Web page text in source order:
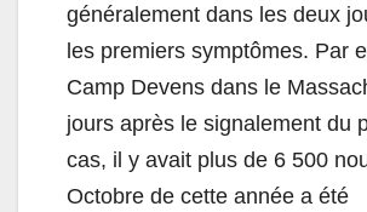
généralement dans les deux
les premiers symptômes. Par
Camp Devens dans le
jours après le signalement du
cas, il y avait plus de 6 500
Octobre de cette année a été